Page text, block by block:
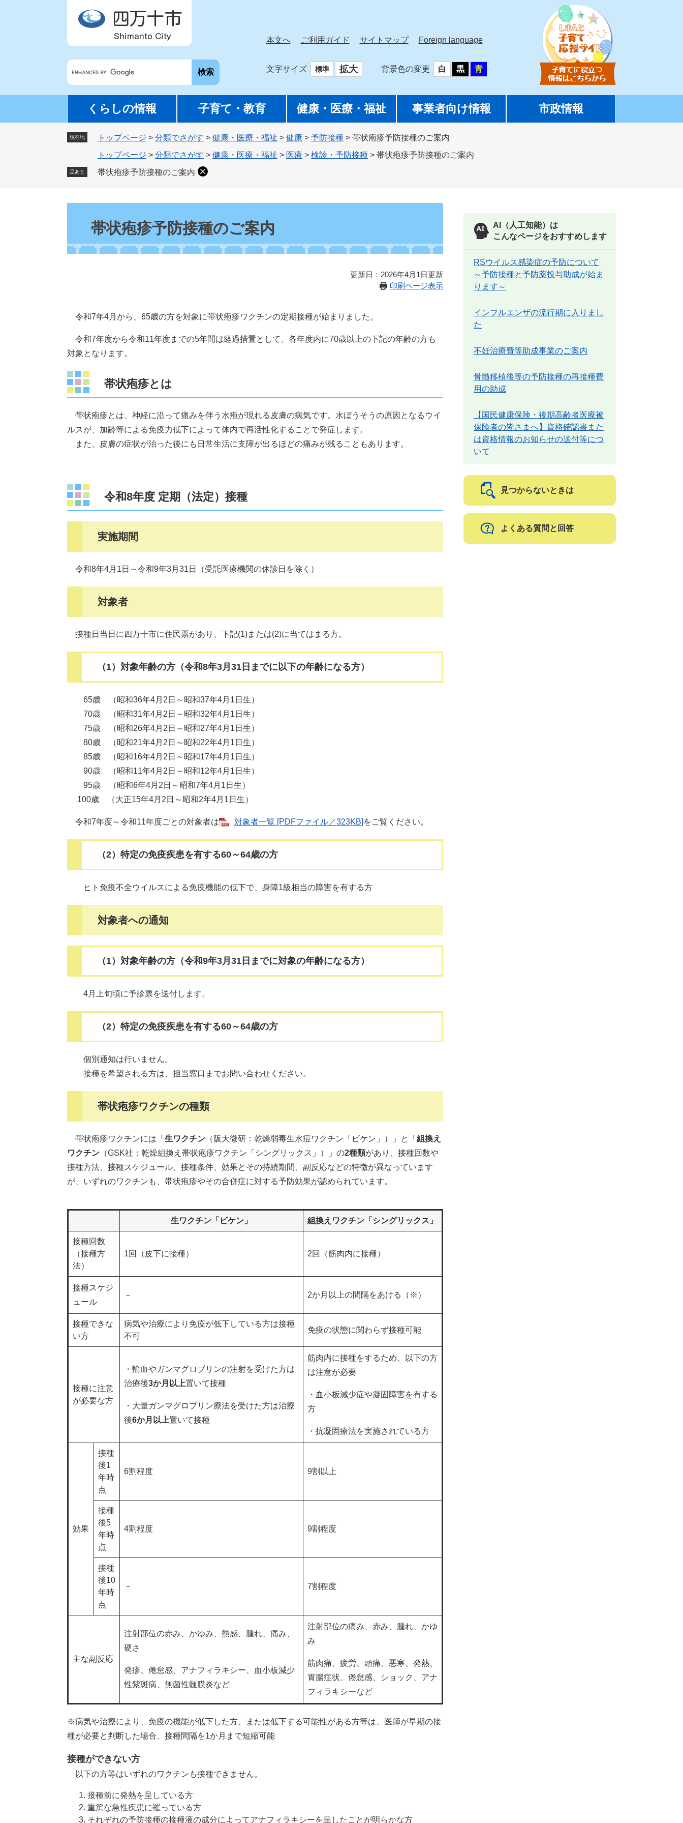
G
カ
ム
本文へ ご利用ガイド サイトマップ Foreign language
文字サイズ 標準 拡大 背景色の変更 白 黒 青
くらしの情報 子育て・教育 健康・医療・福祉 事業者向け情報 市政情報
現在地 トップページ > 分類でさがす > 健康・医療・福祉 > 健康 > 予防接種 > 帯状疱疹予防接種のご案内
トップページ > 分類でさがす > 健康・医療・福祉 > 医療 > 検診・予防接種 > 帯状疱疹予防接種のご案内
足あと 帯状疱疹予防接種のご案内
帯状疱疹予防接種のご案内
更新日：2026年4月1日更新
印刷ページ表示
令和7年4月から、65歳の方を対象に帯状疱疹ワクチンの定期接種が始まりました。
令和7年度から令和11年度までの5年間は経過措置として、各年度内に70歳以上の下記の年齢の方も
対象となります。
帯状疱疹とは
帯状疱疹とは、神経に沿って痛みを伴う水疱が現れる皮膚の病気です。水ぼうそうの原因となるウイ
ルスが、加齢等による免疫力低下によって体内で再活性化することで発症します。
また、皮膚の症状が治った後にも日常生活に支障が出るほどの痛みが残ることもあります。
令和8年度 定期（法定）接種
実施期間
令和8年4月1日～令和9年3月31日（受託医療機関の休診日を除く）
対象者
接種日当日に四万十市に住民票があり、下記(1)または(2)に当てはまる方。
（1）対象年齢の方（令和8年3月31日までに以下の年齢になる方）
65歳 （昭和36年4月2日～昭和37年4月1日生）
70歳 （昭和31年4月2日～昭和32年4月1日生）
75歳 （昭和26年4月2日～昭和27年4月1日生）
80歳 （昭和21年4月2日～昭和22年4月1日生）
85歳 （昭和16年4月2日～昭和17年4月1日生）
90歳 （昭和11年4月2日～昭和12年4月1日生）
95歳 （昭和6年4月2日～昭和7年4月1日生）
100歳 （大正15年4月2日～昭和2年4月1日生）
令和7年度～令和11年度ごとの対象者は 対象者一覧 [PDFファイル／323KB] をご覧ください。
（2）特定の免疫疾患を有する60～64歳の方
ヒト免疫不全ウイルスによる免疫機能の低下で、身障1級相当の障害を有する方
対象者への通知
（1）対象年齢の方（令和9年3月31日までに対象の年齢になる方）
4月上旬頃に予診票を送付します。
（2）特定の免疫疾患を有する60～64歳の方
個別通知は行いません。
接種を希望される方は、担当窓口までお問い合わせください。
帯状疱疹ワクチンの種類
帯状疱疹ワクチンには「 生ワクチン （阪大微研：乾燥弱毒生水痘ワクチン「ビケン」）​」と「 組換え
ワクチン （GSK社：乾燥組換え帯状疱疹ワクチン「シングリックス」）​」の2種類があり、接種回数や
接種方法、接種スケジュール、接種条件、効果とその持続期間、副反応などの特徴が異なっています
が、いずれのワクチンも、帯状疱疹やその合併症に対する予防効果が認められています。
生ワクチン「ビケン」 組換えワクチン「シングリックス」
接種回数
（接種方
法）
1回（皮下に接種） 2回（筋肉内に接種）
接種スケジ
ュール
－ 2か月以上の間隔をあける（※）
接種できな
い方
病気や治療により免疫が低下している方は接種
不可
免疫の状態に関わらず接種可能
接種に注意
が必要な方
・輸血やガンマグロブリンの注射を受けた方は
治療後3か月以上置いて接種
・大量ガンマグロブリン療法を受けた方は治療
後6か月以上置いて接種
筋肉内に接種をするため、以下の方
は注意が必要
・血小板減少症や凝固障害を有する
方
・抗凝固療法を実施されている方
効果
接種
後1
年時
点
6割程度 9割以上
接種
後5
年時
点
4割程度 9割程度
接種
後10
年時
点
－ 7割程度
主な副反応
注射部位の赤み、かゆみ、熱感、腫れ、痛み、
硬さ
発疹、倦怠感、アナフィラキシー、血小板減少
性紫斑病、無菌性髄膜炎など
注射部位の痛み、赤み、腫れ、かゆ
み
筋肉痛、疲労、頭痛、悪寒、発熱、
胃腸症状、倦怠感、ショック、アナ
フィラキシーなど
※病気や治療により、免疫の機能が低下した方、または低下する可能性がある方等は、医師が早期の接
種が必要と判断した場合、接種間隔を1か月まで短縮可能
接種ができない方
以下の方等はいずれのワクチンも接種できません。
接種前に発熱を呈している方
重篤な急性疾患に罹っている方
それぞれの予防接種の接種液の成分によってアナフィラキシーを呈したことが明らかな方
AI（人工知能）は
こんなページをおすすめします
RSウイルス感染症の予防について
～予防接種と予防薬投与助成が始ま
ります～
インフルエンザの流行期に入りまし
た
不妊治療費等助成事業のご案内
骨髄移植後等の予防接種の再接種費
用の助成
【国民健康保険・後期高齢者医療被
保険者の皆さまへ】資格確認書また
は資格情報のお知らせの送付等につ
いて
見つからないときは
よくある質問と回答